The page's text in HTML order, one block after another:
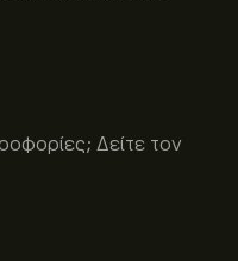
Δείτε τον